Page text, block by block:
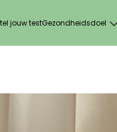
jouw testGezondheidsdoel